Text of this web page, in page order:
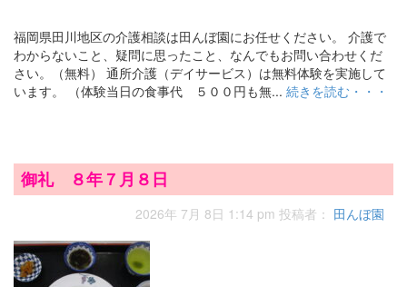
福岡県田川地区の介護相談は田んぼ園にお任せください。 介護で
わからないこと、疑問に思ったこと、なんでもお問い合わせくだ
さい。（無料） 通所介護（デイサービス）は無料体験を実施して
います。 （体験当日の食事代 ５００円も無... 続きを読む・・・
御礼 ８年７月８日
2026年 7月 8日 1:14 pm 投稿者： 田んぼ園